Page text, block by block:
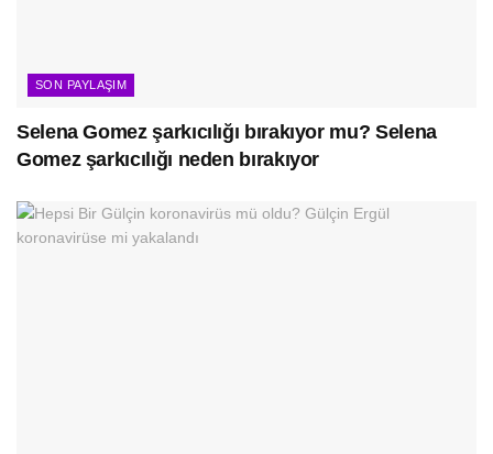
SON PAYLAŞIM
Selena Gomez şarkıcılığı bırakıyor mu? Selena
Gomez şarkıcılığı neden bırakıyor